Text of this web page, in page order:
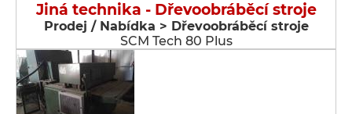
Jiná technika - Dřevoobráběcí stroje
Prodej / Nabídka > Dřevoobráběcí stroje
SCM Tech 80 Plus